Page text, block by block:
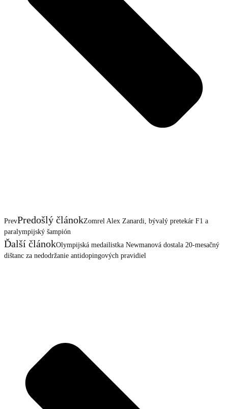
PrevPredošlý článokZomrel Alex Zanardi, bývalý pretekár F1 a
paralympijský šampión
Ďalší článokOlympijská medailistka Newmanová dostala 20-mesačný
dištanc za nedodržanie antidopingových pravidiel